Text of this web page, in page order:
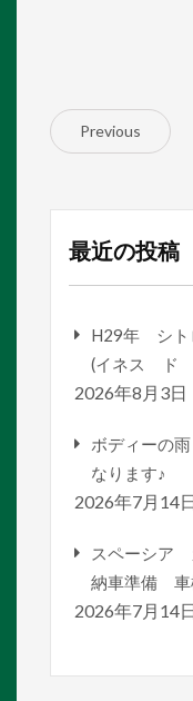
Previous
最近の投稿
H29年 シ
(イネス ド
2026年8月3日
ボディーの
なります♪
2026年7月14
スペーシア
納車準備 車
2026年7月14